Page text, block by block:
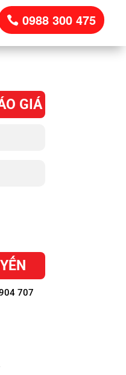
0988 300 475
GIÁ
707